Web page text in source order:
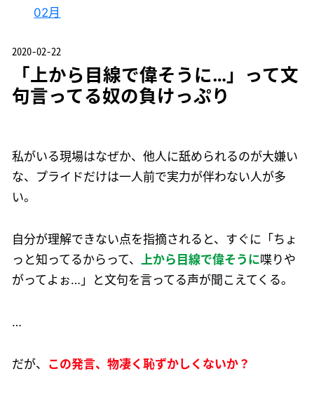
02月
2020-02-22
「上から目線で偉そうに…」って文
句言ってる奴の負けっぷり
私がいる現場はなぜか、他人に舐められるのが大嫌い
な、プライドだけは一人前で実力が伴わない人が多
い。
自分が理解できない点を指摘されると、すぐに「ちょ
っと知ってるからって、
上から目線で偉そうに喋りや
がってよぉ…」と文句を言ってる声が聞こえてくる。
…
だが、 この発言、物凄く恥ずかしくないか？